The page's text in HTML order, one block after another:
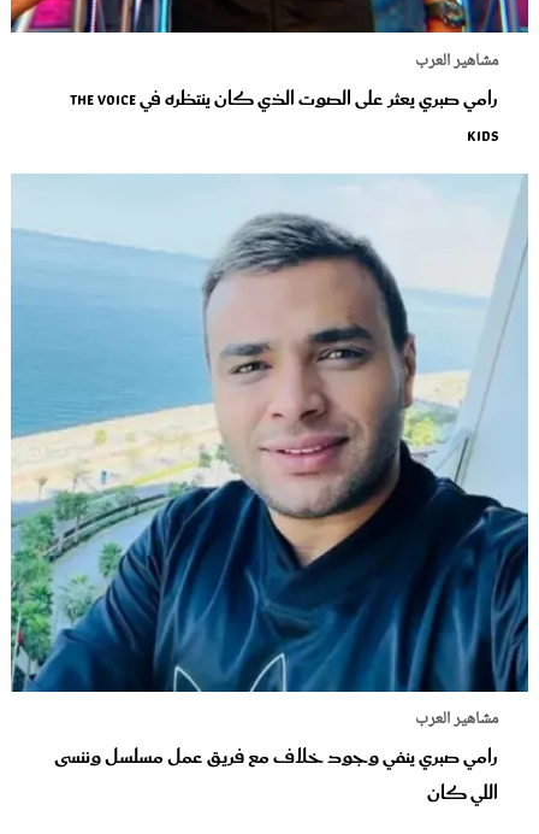
مشاهير العرب
رامي صبري يعثر على الصوت الذي كان ينتظره في The Voice
Kids
مشاهير العرب
رامي صبري ينفي وجود خلاف مع فريق عمل مسلسل وننسى
اللي كان